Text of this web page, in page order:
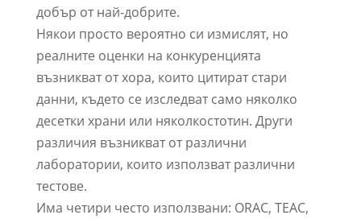
добър от най-добрите.
Някои просто вероятно си измислят, но
реалните оценки на конкуренцията
възникват от хора, които цитират стари
данни, където се изследват само няколко
десетки храни или няколкостотин. Други
различия възникват от различни
лаборатории, които използват различни
тестове.
Има четири често използвани: ORAC, TEAC,